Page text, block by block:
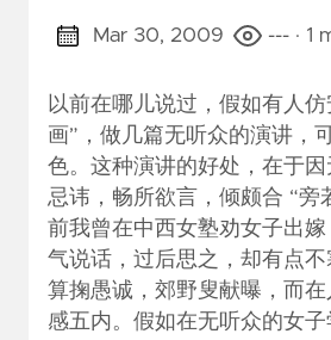
Mar 30, 2009 --- · 1
以前在哪儿说过，假如有人仿
画”，做几篇无听众的演讲，
色。这种演讲的好处，在于
忌讳，畅所欲言，倾颇合 “旁
前我曾在中西女塾劝女子出
气说话，过后思之，却有点
算掬愚诚，郊野叟献曝，而
感五内。假如在无听众的女